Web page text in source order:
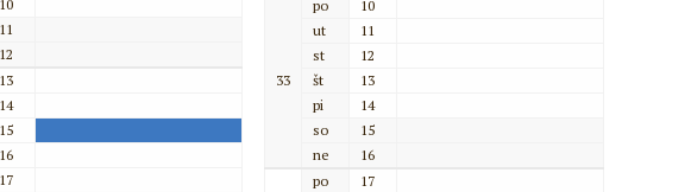
10
11
12
13
14
15
16
17
33
po
10
ut
11
st
12
št
13
pi
14
so
15
ne
16
po
17